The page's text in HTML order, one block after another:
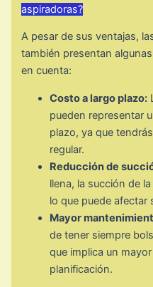
aspiradoras?
A pesar de sus ventajas,
también presentan
en cuenta:
Costo a largo plazo:
pueden representar
plazo, ya que
regular.
Reducción de
llena, la succión de
lo que puede afectar
Mayor
de tener siempre
que implica un
planificación.